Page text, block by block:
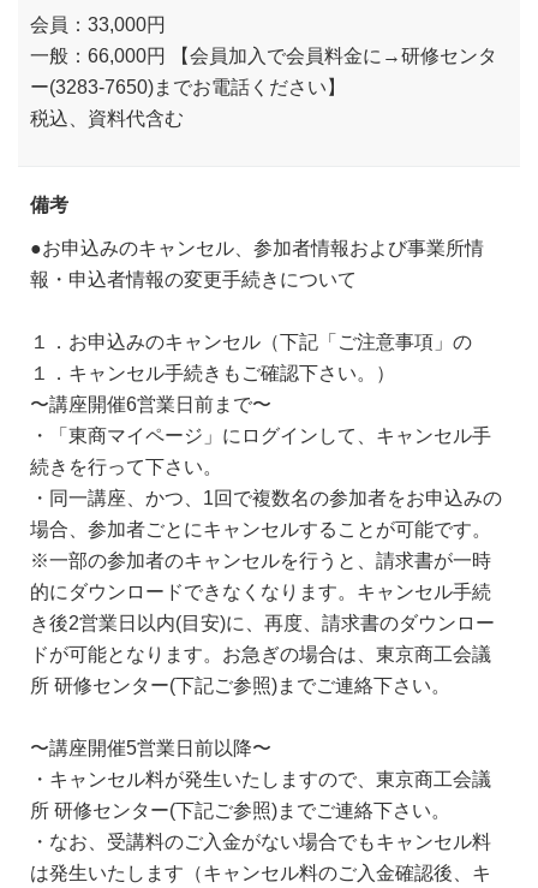
会員：33,000円
一般：66,000円 【会員加入で会員料金に→研修センタ
ー(3283-7650)までお電話ください】
税込、資料代含む
備考
●お申込みのキャンセル、参加者情報および事業所情
報・申込者情報の変更手続きについて
１．お申込みのキャンセル（下記「ご注意事項」の
１．キャンセル手続きもご確認下さい。）
〜講座開催6営業日前まで〜
・「東商マイページ」にログインして、キャンセル手
続きを行って下さい。
・同一講座、かつ、1回で複数名の参加者をお申込みの
場合、参加者ごとにキャンセルすることが可能です。
※一部の参加者のキャンセルを行うと、請求書が一時
的にダウンロードできなくなります。キャンセル手続
き後2営業日以内(目安)に、再度、請求書のダウンロー
ドが可能となります。お急ぎの場合は、東京商工会議
所 研修センター(下記ご参照)までご連絡下さい。
〜講座開催5営業日前以降〜
・キャンセル料が発生いたしますので、東京商工会議
所 研修センター(下記ご参照)までご連絡下さい。
・なお、受講料のご入金がない場合でもキャンセル料
は発生いたします（キャンセル料のご入金確認後、キ